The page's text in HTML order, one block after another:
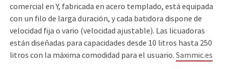
comercial en Y, fabricada en acero templado, está equipada
con un filo de larga duración, y cada batidora dispone de
velocidad fija o vario (velocidad ajustable). Las licuadoras
están diseñadas para capacidades desde 10 litros hasta 250
litros con la máxima comodidad para el usuario.Sammic.es